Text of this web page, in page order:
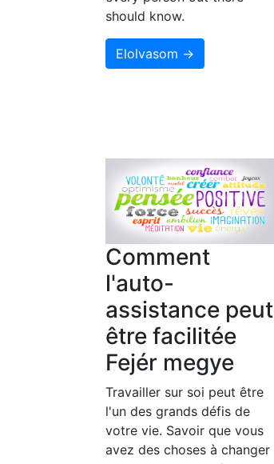
should know.
Elolvasom →
Comment
l'auto-
assistance peut
être facilitée
Fejér megye
Travailler sur soi peut être
l'un des grands défis de
votre vie. Savoir que vous
avez des choses à changer